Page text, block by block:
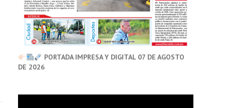
PORTADA IMPRESA Y DIGITAL 07 DE AGOSTO
DE 2026